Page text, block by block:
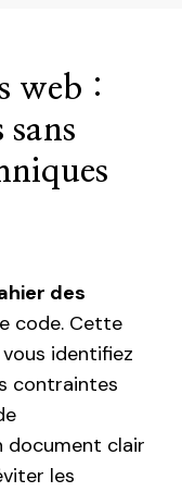
web :
sans
des
code. Cette
identifiez
contraintes
document clair
les